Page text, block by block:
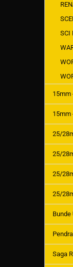
SCI
15mm
15mm
25/
25/
25/
25/
Saga